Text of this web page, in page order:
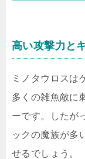
高い攻撃力と
ミノタウロスは
多くの雑魚敵に
ーです。したが
ックの魔族が多
せるでしょう。